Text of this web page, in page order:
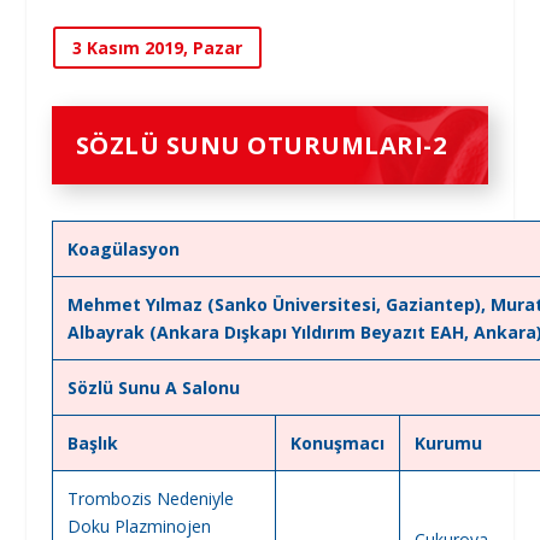
3 Kasım 2019, Pazar
SÖZLÜ SUNU OTURUMLARI-2
Koagülasyon
Mehmet Yılmaz (Sanko Üniversitesi, Gaziantep),
Albayrak (Ankara Dışkapı Yıldırım Beyazıt EAH,
Sözlü Sunu A Salonu
Başlık Konuşmacı Kurumu
Trombozis Nedeniyle
Doku Plazminojen